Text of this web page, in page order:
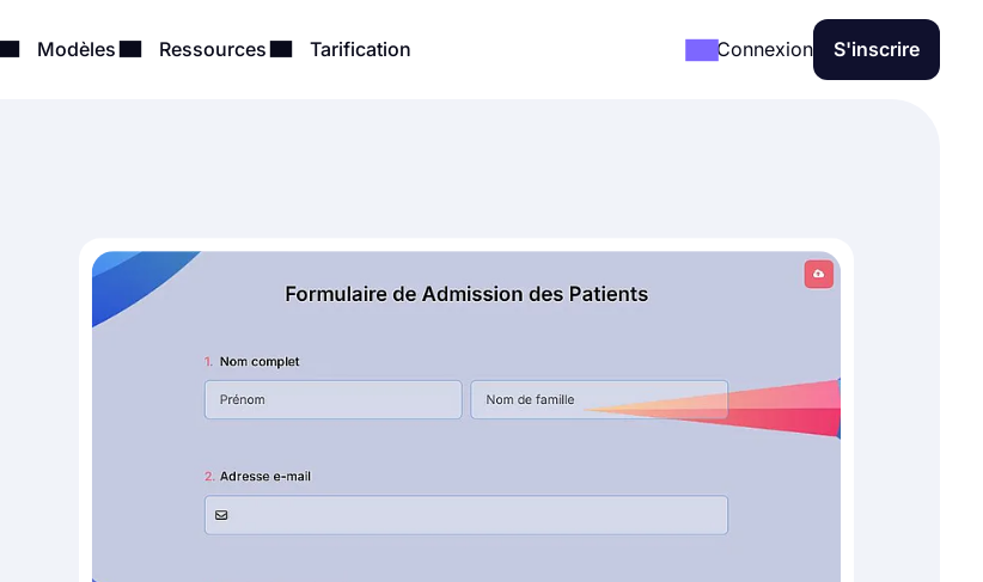
Modèles Ressources Tarification Connexion S'inscrire